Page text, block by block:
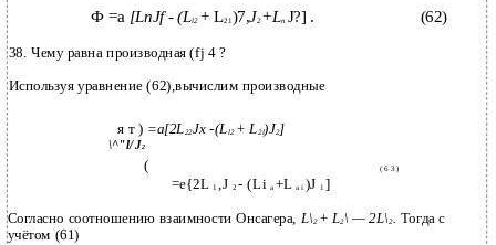
Ф =a [LnJf - (Ll2 + L21)7,J2+Ln J?] . (62)
38. Чему равна производная (fj 4 ?
Используя уравнение (62),вычислим производные
я т ) =a[2L22Jx -(Ll2 + L2l)J2]
\^"l/ J2
( ( 6 3 )
=e{2L 1,J 2- (Li a +La i )J 1 ]
Согласно соотношению взаимности Онсагера, L\2 + L2\ — 2L\2.Тогда с
учётом (61)